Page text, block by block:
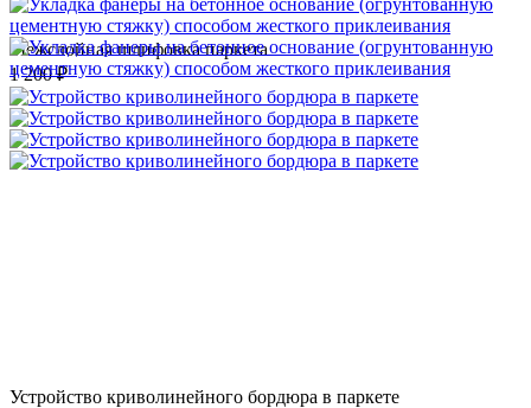
Межслойная шлифовка паркета
1 200 ₽
Устройство криволинейного бордюра в паркете